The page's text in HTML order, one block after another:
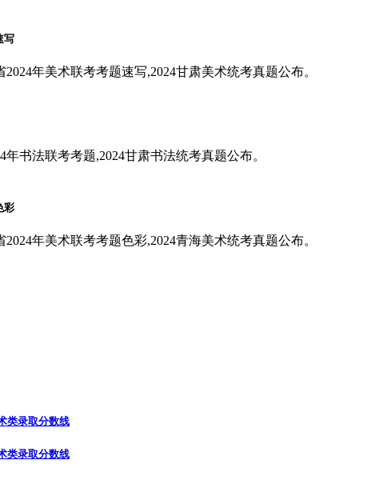
写
年美术联考考题速写,2024甘肃美术统考真题公布。
书法联考考题,2024甘肃书法统考真题公布。
彩
年美术联考考题色彩,2024青海美术统考真题公布。
类录取分数线
类录取分数线